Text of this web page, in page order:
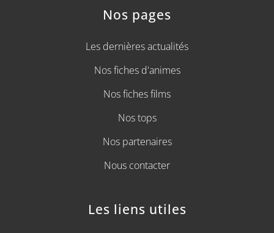
Nos pages
Les dernières actualités
Nos fiches d'animes
Nos fiches films
Nos tops
Nos partenaires
Nous contacter
Les liens utiles